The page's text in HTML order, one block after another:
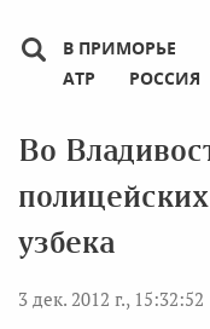
В ПРИМОРЬЕ
АТР
РОССИЯ
Во
узбека
3 дек. 2012 г., 15:32:52